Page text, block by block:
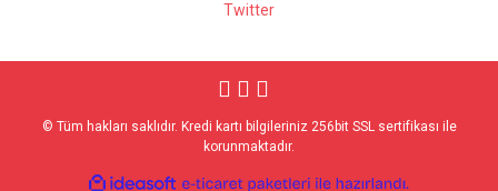
Twitter
© Tüm hakları saklıdır. Kredi kartı bilgileriniz 256bit SSL sertifikası ile
korunmaktadır.
ideasoft e-